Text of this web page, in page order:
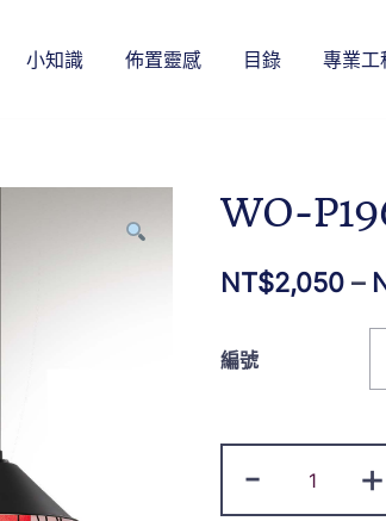
小知識 佈置靈感 目錄 專業工
WO-
NT$2,050 –
編號
- +